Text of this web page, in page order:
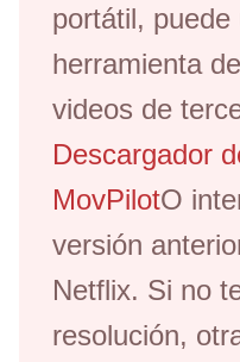
portátil,
herramienta
videos de
Descargador
MovPilotO
versión
Netflix. Si no
resolución,